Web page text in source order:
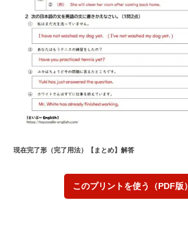
現在完了形（完了用法）【まとめ】解答
このプリントを使う（PDF版）